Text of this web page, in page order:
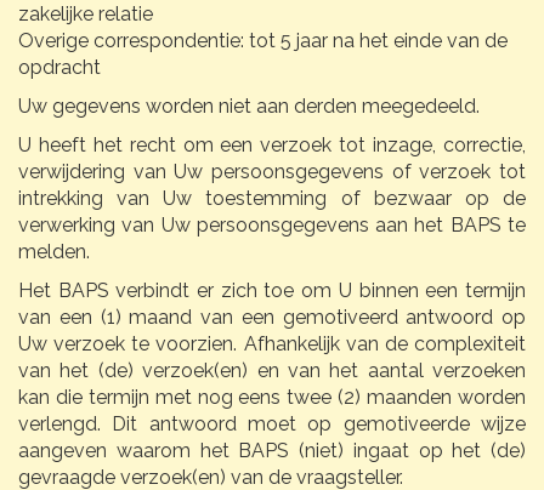
zakelijke relatie
Overige correspondentie: tot 5 jaar na het einde van de
opdracht
Uw gegevens worden niet aan derden meegedeeld.
U heeft het recht om een verzoek tot inzage, correctie,
verwijdering van Uw persoonsgegevens of verzoek tot
intrekking van Uw toestemming of bezwaar op de
verwerking van Uw persoonsgegevens aan het BAPS te
melden.
Het BAPS verbindt er zich toe om U binnen een termijn
van een (1) maand van een gemotiveerd antwoord op
Uw verzoek te voorzien. Afhankelijk van de complexiteit
van het (de) verzoek(en) en van het aantal verzoeken
kan die termijn met nog eens twee (2) maanden worden
verlengd. Dit antwoord moet op gemotiveerde wijze
aangeven waarom het BAPS (niet) ingaat op het (de)
gevraagde verzoek(en) van de vraagsteller.